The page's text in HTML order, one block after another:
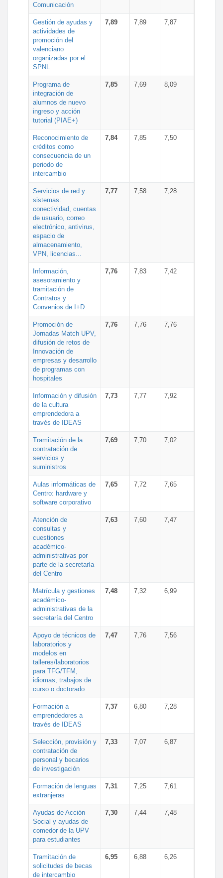
Comunicación
Gestión de ayudas y
actividades de
promoción del
valenciano
organizadas por el
SPNL
7,89 7,89 7,87
Programa de
integración de
alumnos de nuevo
ingreso y acción
tutorial (PIAE+)
7,85 7,69 8,09
Reconocimiento de
créditos como
consecuencia de un
periodo de
intercambio
7,84 7,85 7,50
Servicios de red y
sistemas:
conectividad, cuentas
de usuario, correo
electrónico, antivirus,
espacio de
almacenamiento,
VPN, licencias...
7,77 7,58 7,28
Información,
asesoramiento y
tramitación de
Contratos y
Convenios de I+D
7,76 7,83 7,42
Promoción de
Jornadas Match UPV,
difusión de retos de
Innovación de
empresas y desarrollo
de programas con
hospitales
7,76 7,76 7,76
Información y difusión
de la cultura
emprendedora a
través de IDEAS
7,73 7,77 7,92
Tramitación de la
contratación de
servicios y
suministros
7,69 7,70 7,02
Aulas informáticas de
Centro: hardware y
software corporativo
7,65 7,72 7,65
Atención de
consultas y
cuestiones
académico-
administrativas por
parte de la secretaría
del Centro
7,63 7,60 7,47
Matrícula y gestiones
académico-
administrativas de la
secretaría del Centro
7,48 7,32 6,99
Apoyo de técnicos de
laboratorios y
modelos en
talleres/laboratorios
para TFG/TFM,
idiomas, trabajos de
curso o doctorado
7,47 7,76 7,56
Formación a
emprendedores a
través de IDEAS
7,37 6,80 7,28
Selección, provisión y
contratación de
personal y becarios
de investigación
7,33 7,07 6,87
Formación de lenguas
extranjeras
7,31 7,25 7,61
Ayudas de Acción
Social y ayudas de
comedor de la UPV
para estudiantes
7,30 7,44 7,48
Tramitación de
solicitudes de becas
de intercambio
6,95 6,88 6,26